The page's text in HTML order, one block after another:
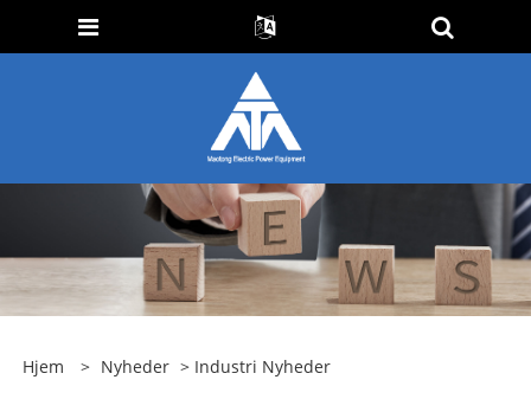
Hjem > Nyheder > Industri Nyheder